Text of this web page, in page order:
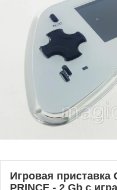
Игровая приставка
PRINCE - 2 Gb с